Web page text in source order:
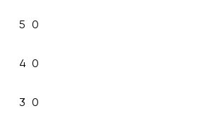
5 0
4 0
3 0